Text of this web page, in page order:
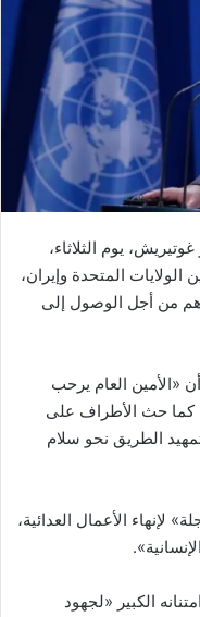
يوم الثلاثاء،
المتحدة وإيران،
من أجل الوصول إلى
«الأمين العام يرحب
كما حث الأطراف على
الطريق نحو سلام
لإنهاء الأعمال العدائية،
الكبير «لجهود